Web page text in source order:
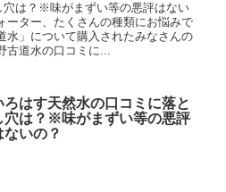
穴は？※味がまずい等の悪評はない
ーター、たくさんの種類にお悩みで
水」について購入されたみなさんの
古道水の口コミに...
ろはす天然水の口コミに落と
穴は？※味がまずい等の悪評
ないの？